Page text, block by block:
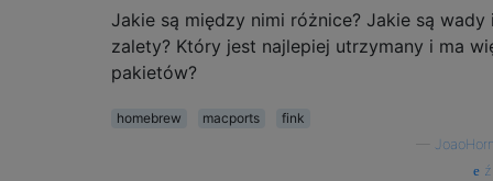
Jakie są między nimi różnice? Jakie są wady
zalety? Który jest najlepiej utrzymany i ma
pakietów?
homebrew macports
fink